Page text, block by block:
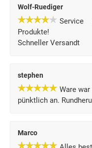
Wolf-Ruediger
Produkte!
Schneller Versandt
stephen
Ware
pünktlich an.
Marco